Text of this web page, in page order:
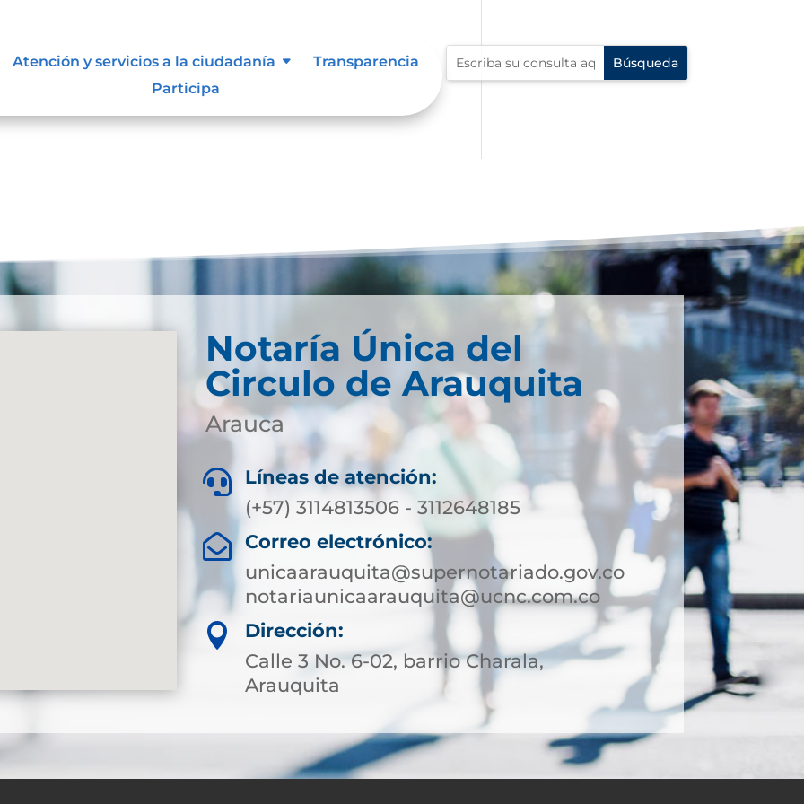
Atención y servicios a la ciudadanía
Transparencia
Participa
Notaría Única del
Circulo de Arauquita
Arauca

Líneas de atención:
(+57) 3114813506 - 3112648185

Correo electrónico:
unicaarauquita@supernotariado.gov.co
notariaunicaarauquita@ucnc.com.co

Dirección:
Calle 3 No. 6-02, barrio Charala,
Arauquita